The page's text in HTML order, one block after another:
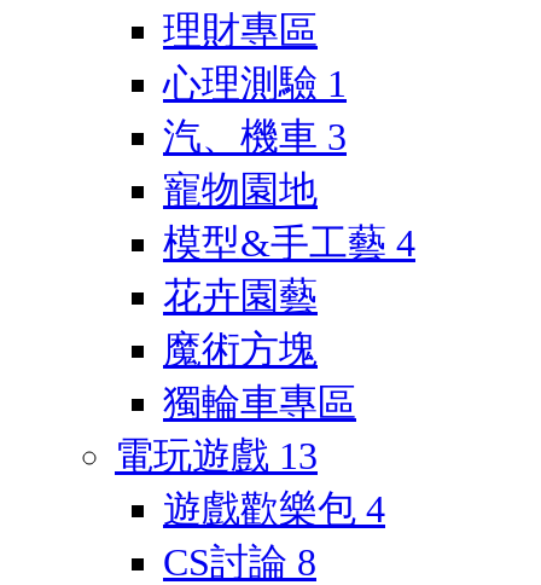
理財專區
心理測驗 1
汽、機車 3
寵物園地
模型&手工藝 4
花卉園藝
魔術方塊
獨輪車專區
電玩遊戲 13
遊戲歡樂包 4
CS討論 8